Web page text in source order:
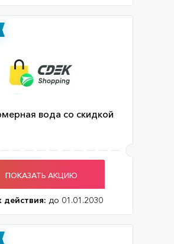
вода со скидкой
ПОКАЗАТЬ АКЦИЮ
действия: до 01.01.2030